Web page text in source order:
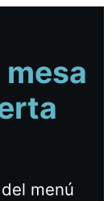
menú